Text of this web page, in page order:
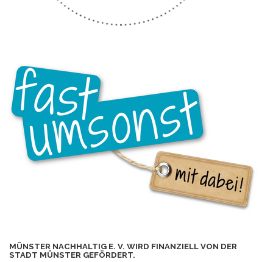
MÜNSTER NACHHALTIG E. V. WIRD FINANZIELL VON DER
STADT MÜNSTER GEFÖRDERT.